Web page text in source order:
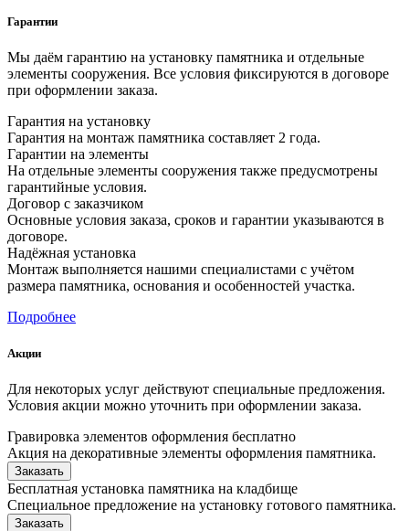
Гарантии
Мы даём гарантию на установку памятника и отдельные
элементы сооружения. Все условия фиксируются в договоре
при оформлении заказа.
Гарантия на установку
Гарантия на монтаж памятника составляет 2 года.
Гарантии на элементы
На отдельные элементы сооружения также предусмотрены
гарантийные условия.
Договор с заказчиком
Основные условия заказа, сроков и гарантии указываются в
договоре.
Надёжная установка
Монтаж выполняется нашими специалистами с учётом
размера памятника, основания и особенностей участка.
Подробнее
Акции
Для некоторых услуг действуют специальные предложения.
Условия акции можно уточнить при оформлении заказа.
Гравировка элементов оформления бесплатно
Акция на декоративные элементы оформления памятника.
Заказать
Бесплатная установка памятника на кладбище
Специальное предложение на установку готового памятника.
Заказать